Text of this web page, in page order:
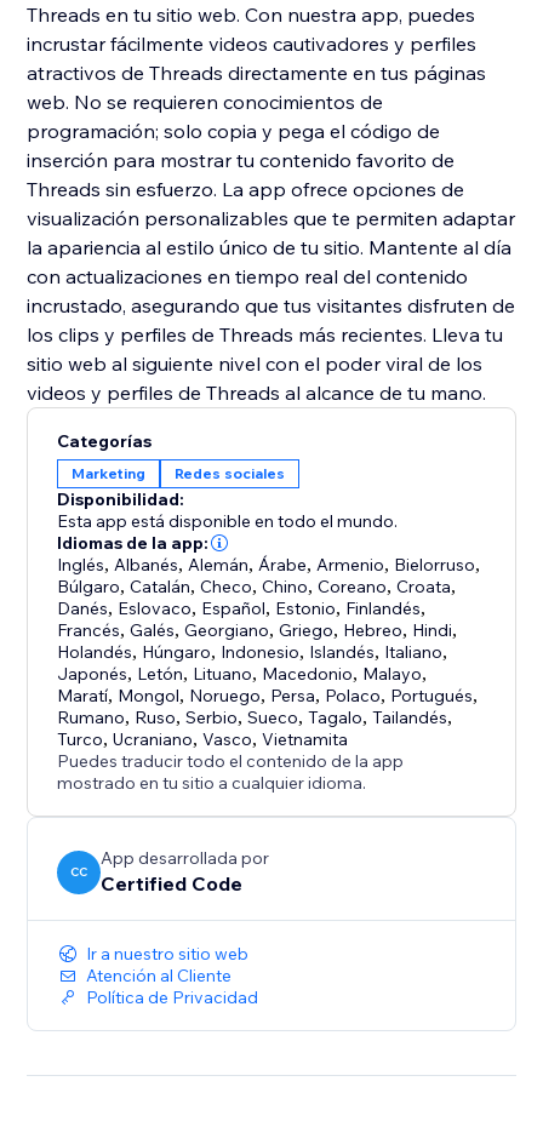
Threads en tu sitio web. Con nuestra app, puedes
incrustar fácilmente videos cautivadores y perfiles
atractivos de Threads directamente en tus páginas
web. No se requieren conocimientos de
programación; solo copia y pega el código de
inserción para mostrar tu contenido favorito de
Threads sin esfuerzo. La app ofrece opciones de
visualización personalizables que te permiten adaptar
la apariencia al estilo único de tu sitio. Mantente al día
con actualizaciones en tiempo real del contenido
incrustado, asegurando que tus visitantes disfruten de
los clips y perfiles de Threads más recientes. Lleva tu
sitio web al siguiente nivel con el poder viral de los
videos y perfiles de Threads al alcance de tu mano.
Categorías
Marketing Redes sociales
Disponibilidad:
Esta app está disponible en todo el mundo.
Idiomas de la app:
Inglés, Albanés, Alemán, Árabe, Armenio, Bielorruso,
Búlgaro,Catalán,Checo,Chino,Coreano,Croata,
Danés, Eslovaco, Español, Estonio, Finlandés,
Francés,Galés,Georgiano,Griego, Hebreo, Hindi,
Holandés, Húngaro, Indonesio, Islandés, Italiano,
Japonés, Letón, Lituano, Macedonio, Malayo,
Maratí, Mongol, Noruego, Persa, Polaco, Portugués,
Rumano, Ruso,Serbio,Sueco,Tagalo,Tailandés,
Turco,Ucraniano,Vasco,Vietnamita
Puedes traducir todo el contenido de la app
mostrado en tu sitio a cualquier idioma.
CC
App desarrollada por
Certified Code
Ir a nuestro sitio web
Atención al Cliente
Política de Privacidad